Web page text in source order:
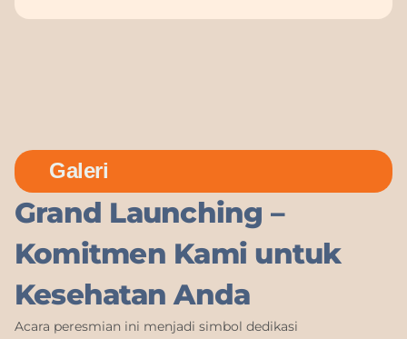
Galeri
Grand Launching –
Komitmen Kami untuk
Kesehatan Anda
Acara peresmian ini menjadi simbol dedikasi